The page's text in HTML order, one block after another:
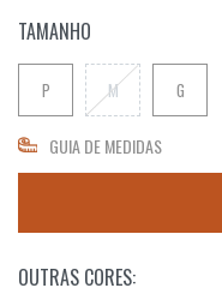
TAMANHO
P M G
GUIA DE MEDIDAS
OUTRAS CORES: